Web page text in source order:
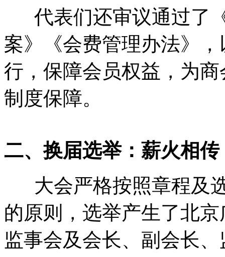
代表们还审议通过了
案》《会费管理办法》
行，保障会员权益，为
制度保障。
二、换届选举：薪火相
大会严格按照章程及
的原则，选举产生了北
监事会及会长、副会长